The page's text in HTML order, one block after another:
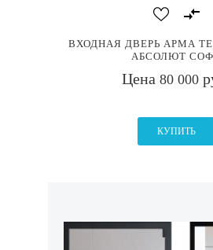
ВХОДНАЯ ДВЕРЬ АРМА
АБСОЛЮТ
Цена 80 000
КУПИТЬ